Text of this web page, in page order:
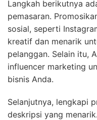
Langkah berikutnya
pemasaran.
sosial, seperti
kreatif dan menarik
pelanggan. Selain itu,
influencer marketing
bisnis Anda.
Selanjutnya, lengkapi
deskripsi yang